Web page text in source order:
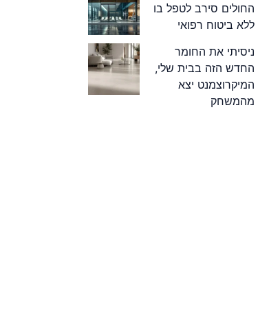
החולים סירב לטפל בו
ללא ביטוח רפואי
ניסיתי את החומר
החדש הזה בבית שלי,
המיקרוצמנט יצא
מהמשחק